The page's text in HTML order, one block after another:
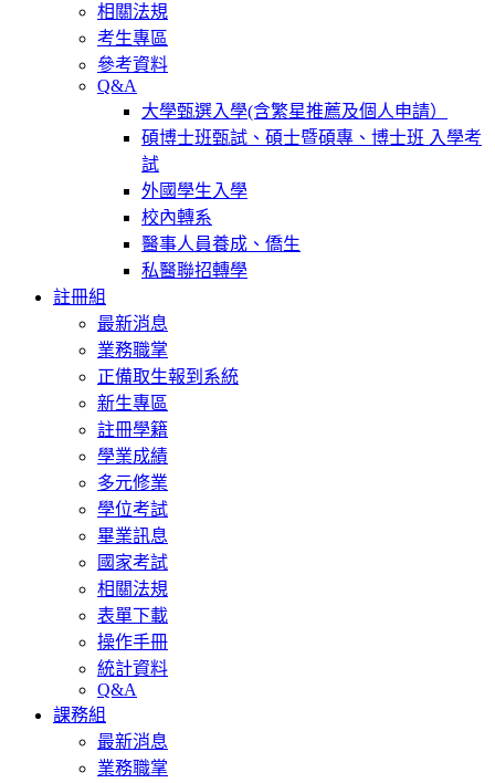
相關法規
考生專區
參考資料
Q&A
大學甄選入學(含繁星推薦及個人申請）
碩博士班甄試、碩士暨碩專、博士班 入學考
試
外國學生入學
校內轉系
醫事人員養成、僑生
私醫聯招轉學
註冊組
最新消息
業務職掌
正備取生報到系統
新生專區
註冊學籍
學業成績
多元修業
學位考試
畢業訊息
國家考試
相關法規
表單下載
操作手冊
統計資料
Q&A
課務組
最新消息
業務職掌